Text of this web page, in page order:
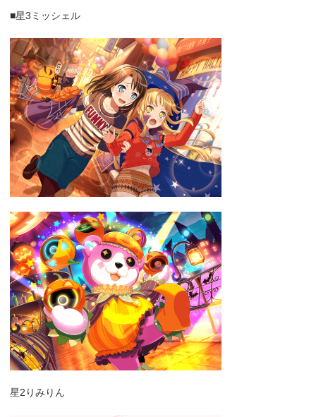
■星3ミッシェル
星2りみりん